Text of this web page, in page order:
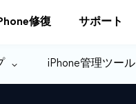
修復 サポート
iPhone管理ツール